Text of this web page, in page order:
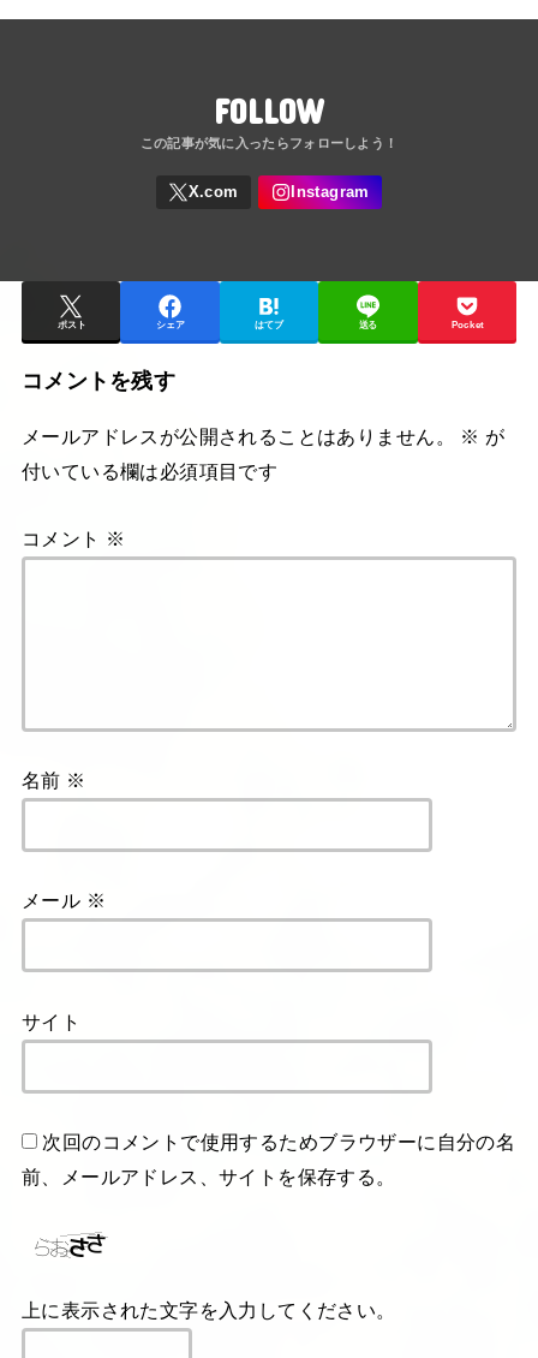
FOLLOW
ポスト シェア はてブ 送る Pocket
コメントを残す
メールアドレスが公開されることはありません。 ※ が
付いている欄は必須項目です
コメント ※
名前 ※
メール ※
サイト
次回のコメントで使用するためブラウザーに自分の名
前、メールアドレス、サイトを保存する。
上に表示された文字を入力してください。